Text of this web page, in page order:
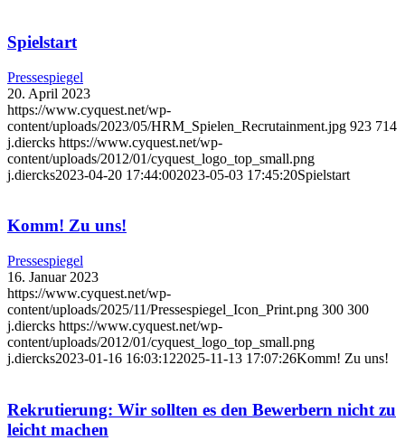
Spielstart
Pressespiegel
20. April 2023
https://www.cyquest.net/wp-
content/uploads/2023/05/HRM_Spielen_Recrutainment.jpg 923 714
j.diercks https://www.cyquest.net/wp-
content/uploads/2012/01/cyquest_logo_top_small.png
j.diercks2023-04-20 17:44:002023-05-03 17:45:20Spielstart
Komm! Zu uns!
Pressespiegel
16. Januar 2023
https://www.cyquest.net/wp-
content/uploads/2025/11/Pressespiegel_Icon_Print.png 300 300
j.diercks https://www.cyquest.net/wp-
content/uploads/2012/01/cyquest_logo_top_small.png
j.diercks2023-01-16 16:03:122025-11-13 17:07:26Komm! Zu uns!
Rekrutierung: Wir sollten es den Bewerbern nicht zu
leicht machen